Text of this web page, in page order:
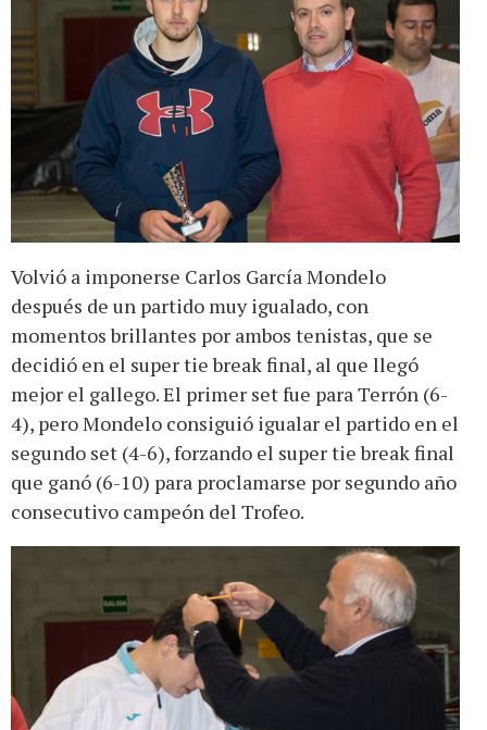
Volvió a imponerse Carlos García Mondelo
después de un partido muy igualado, con
momentos brillantes por ambos tenistas, que se
decidió en el super tie break final, al que llegó
mejor el gallego. El primer set fue para Terrón (6-
4), pero Mondelo consiguió igualar el partido en el
segundo set (4-6), forzando el super tie break final
que ganó (6-10) para proclamarse por segundo año
consecutivo campeón del Trofeo.